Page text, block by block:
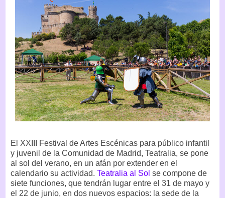
El XXIII Festival de Artes Escénicas para público infantil
y juvenil de la Comunidad de Madrid, Teatralia, se pone
al sol del verano, en un afán por extender en el
calendario su actividad. Teatralia al Sol se compone de
siete funciones, que tendrán lugar entre el 31 de mayo y
el 22 de junio, en dos nuevos espacios: la sede de la